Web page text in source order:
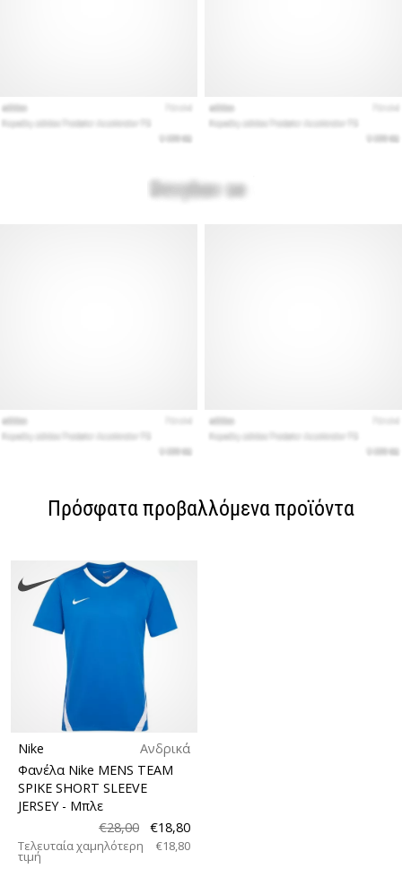
Πρόσφατα προβαλλόμενα προϊόντα
Nike
Ανδρικά
Φανέλα Nike MENS TEAM
SPIKE SHORT SLEEVE
JERSEY - Μπλε
€28,00
€18,80
Τελευταία χαμηλότερη
τιμή
€18,80